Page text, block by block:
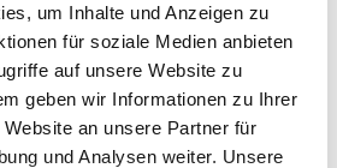
um Inhalte und Anzeigen zu
für soziale Medien anbieten
auf unsere Website zu
geben wir Informationen zu Ihrer
an unsere Partner für
und Analysen weiter. Unsere